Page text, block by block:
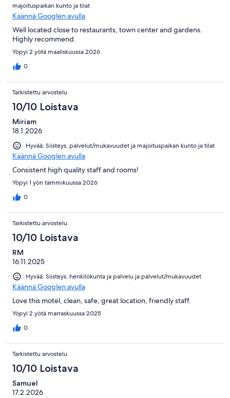
majoituspaikan kunto ja tilat
Käännä Googlen avulla
Well located close to restaurants, town center and gardens.
Highly recommend.
Yöpyi 2 yötä maaliskuussa 2026
0
Tarkistettu arvostelu
10/10 Loistava
Miriam
18.1.2026
Hyvää: Siisteys, palvelut/mukavuudet ja majoituspaikan kunto ja tilat
Käännä Googlen avulla
Consistent high quality staff and rooms!
Yöpyi 1 yön tammikuussa 2026
0
Tarkistettu arvostelu
10/10 Loistava
RM
16.11.2025
Hyvää: Siisteys, henkilökunta ja palvelu ja palvelut/mukavuudet
Käännä Googlen avulla
Love this motel, clean, safe, great location, friendly staff.
Yöpyi 2 yötä marraskuussa 2025
0
Tarkistettu arvostelu
10/10 Loistava
Samuel
17.2.2026